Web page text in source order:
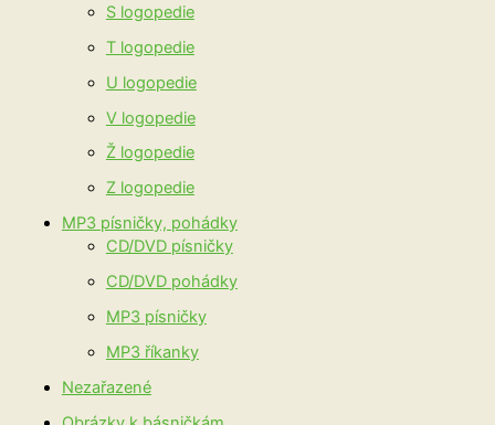
S logopedie
T logopedie
U logopedie
V logopedie
Ž logopedie
Z logopedie
MP3 písničky, pohádky
CD/DVD písničky
CD/DVD pohádky
MP3 písničky
MP3 říkanky
Nezařazené